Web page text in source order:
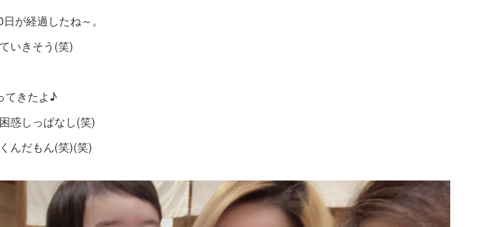
が経過したね～。
いきそう(笑)
てきたよ♪
惑しっぱなし(笑)
んだもん(笑)(笑)